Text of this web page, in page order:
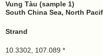
Vung Tàu (sample 1)
South China Sea, North
Strand
10.3302, 107.089 *